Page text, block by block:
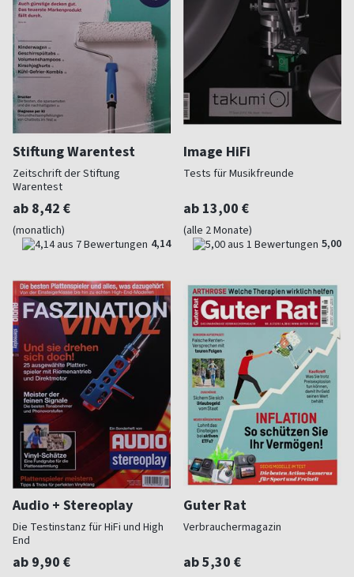
Stiftung Warentest
Zeitschrift der Stiftung
Warentest
ab 8,42 €
(monatlich)
4,14
Image HiFi
Tests für Musikfreunde
ab 13,00 €
(alle 2 Monate)
5,00
Audio + Stereoplay
Die Testinstanz für HiFi und High
End
ab 9,90 €
Guter Rat
Verbrauchermagazin
ab 5,30 €